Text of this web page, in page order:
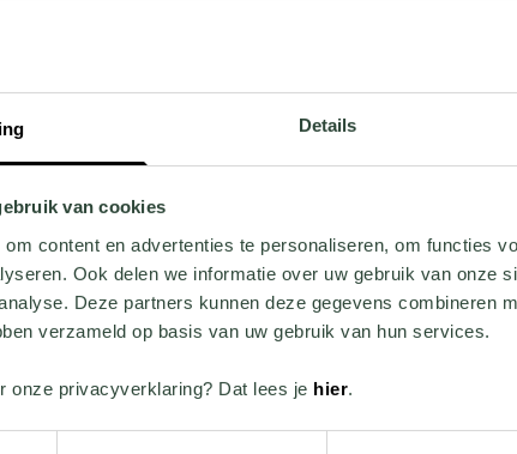
Details
van cookies
content en advertenties te personaliseren, om functies
Ook delen we informatie over uw gebruik van onze
Deze partners kunnen deze gegevens combineren
verzameld op basis van uw gebruik van hun services.
onze privacyverklaring? Dat lees je hier.